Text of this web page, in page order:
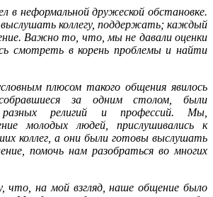
в неформальной дружеской обстановке.
коллегу, поддержать; каждый
Важно то, что, мы не давали оценки
смотреть в корень проблемы и найти
плюсом такого общения явилось
за одним столом, были
разных религий и профессий. Мы,
молодых людей, прислушивались к
коллег, а они были готовы выслушать
помочь нам разобраться во многих
что, на мой взгляд, наше общение было